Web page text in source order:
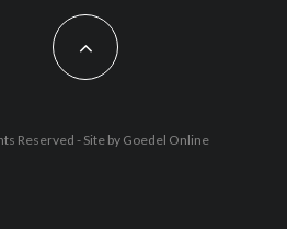
Reserved - Site by Goedel Online